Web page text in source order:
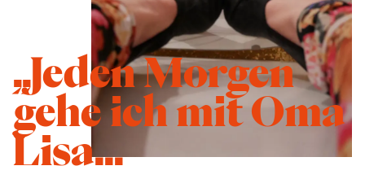
„Jeden Morgen
gehe ich mit Oma
Lisa...